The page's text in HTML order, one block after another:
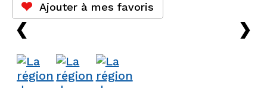
Ajouter à mes favoris
› ›